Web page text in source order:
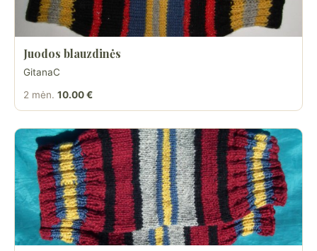
Juodos blauzdinės
GitanaC
2 mėn. 10.00 €